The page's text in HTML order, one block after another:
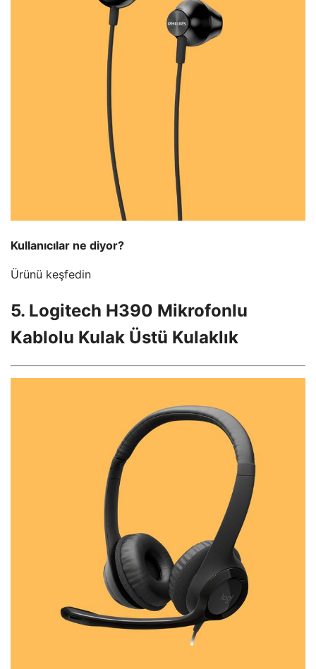
Kullanıcılar ne diyor?
Ürünü keşfedin
5. Logitech H390 Mikrofonlu
Kablolu Kulak Üstü Kulaklık